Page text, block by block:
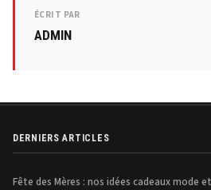
ÉCRIT PAR
ADMIN
DERNIERS ARTICLES
Fête des Mères : nos idées cadeaux mode